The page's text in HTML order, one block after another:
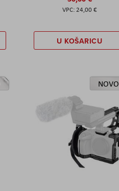
24,00 €
U KOŠARICU
NOVO